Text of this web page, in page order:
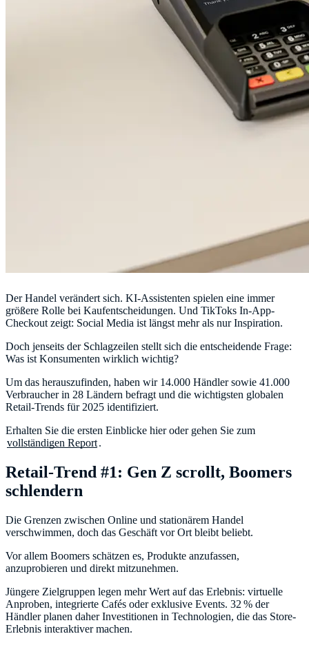
Der Handel verändert sich. KI-Assistenten spielen eine immer
größere Rolle bei Kaufentscheidungen. Und TikToks In-App-
Checkout zeigt: Social Media ist längst mehr als nur Inspiration.
Doch jenseits der Schlagzeilen stellt sich die entscheidende Frage:
Was ist Konsumenten wirklich wichtig?
Um das herauszufinden, haben wir 14.000 Händler sowie 41.000
Verbraucher in 28 Ländern befragt und die wichtigsten globalen
Retail-Trends für 2025 identifiziert.
Erhalten Sie die ersten Einblicke hier oder gehen Sie zum
vollständigen Report.
Retail-Trend #1: Gen Z scrollt, Boomers
schlendern
Die Grenzen zwischen Online und stationärem Handel
verschwimmen, doch das Geschäft vor Ort bleibt beliebt.
Vor allem Boomers schätzen es, Produkte anzufassen,
anzuprobieren und direkt mitzunehmen.
Jüngere Zielgruppen legen mehr Wert auf das Erlebnis: virtuelle
Anproben, integrierte Cafés oder exklusive Events. 32 % der
Händler planen daher Investitionen in Technologien, die das Store-
Erlebnis interaktiver machen.